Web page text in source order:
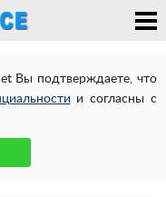
Вы подтверждаете, что
и согласны с